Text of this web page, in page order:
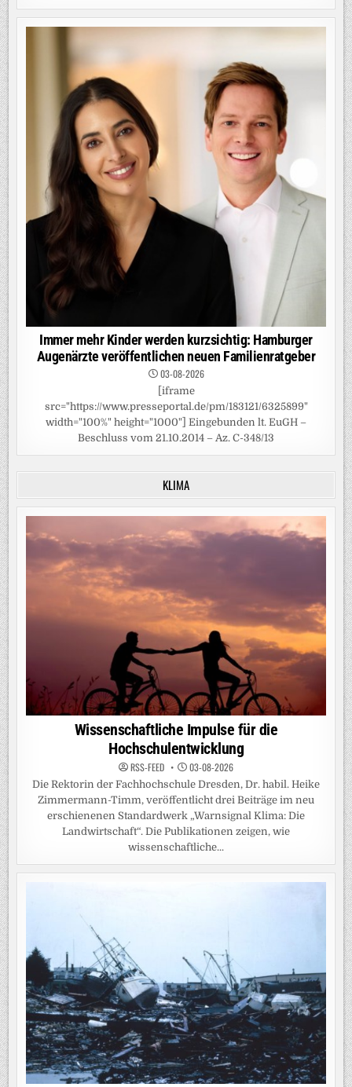
Immer mehr Kinder werden kurzsichtig: Hamburger
Augenärzte veröffentlichen neuen Familienratgeber
03-08-2026
[iframe
src="https://www.presseportal.de/pm/183121/6325899"
width="100%" height="1000"] Eingebunden lt. EuGH –
Beschluss vom 21.10.2014 – Az. C-348/13
KLIMA
Wissenschaftliche Impulse für die
Hochschulentwicklung
RSS-FEED 03-08-2026
Die Rektorin der Fachhochschule Dresden, Dr. habil. Heike
Zimmermann-Timm, veröffentlicht drei Beiträge im neu
erschienenen Standardwerk „Warnsignal Klima: Die
Landwirtschaft“. Die Publikationen zeigen, wie
wissenschaftliche...